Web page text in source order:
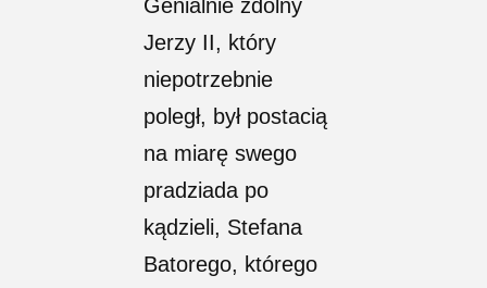
Genialnie zdolny
Jerzy II, który
niepotrzebnie
poległ, był postacią
na miarę swego
pradziada po
kądzieli, Stefana
Batorego, którego